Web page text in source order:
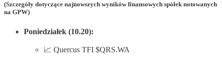
(Szczegóły dotyczące najnowszych wyników finansowych spółek notowanych
na GPW)
Poniedziałek (10.20):
📈 Quercus TFI $QRS.WA